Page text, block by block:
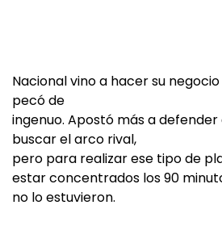
Nacional vino a hacer su
pecó de
ingenuo. Apostó más a
buscar el arco rival,
pero para realizar ese tipo de
estar concentrados los 90
no lo estuvieron.